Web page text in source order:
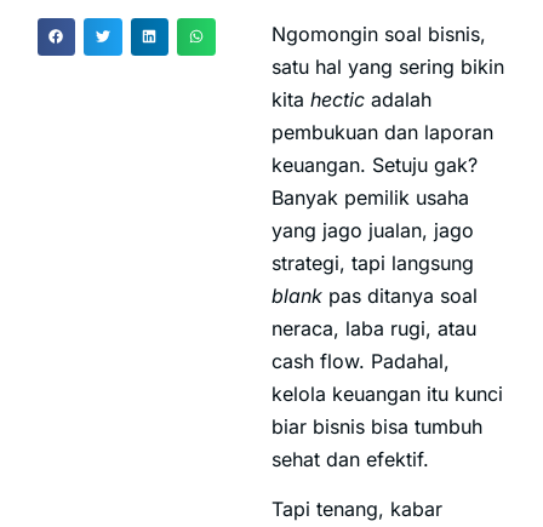
Ngomongin soal bisnis,
satu hal yang sering bikin
kita hectic adalah
pembukuan dan laporan
keuangan. Setuju gak?
Banyak pemilik usaha
yang jago jualan, jago
strategi, tapi langsung
blank pas ditanya soal
neraca, laba rugi, atau
cash flow. Padahal,
kelola keuangan itu kunci
biar bisnis bisa tumbuh
sehat dan efektif.
Tapi tenang, kabar